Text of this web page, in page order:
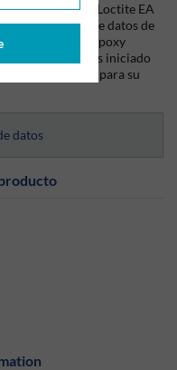
del producto Loctite EA
Kit y la hoja de datos de
1C Off-White Epoxy
vez que hayas iniciado
será visible para su
datos